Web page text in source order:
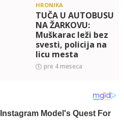
HRONIKA
TUČA U AUTOBUSU
NA ŽARKOVU:
Muškarac leži bez
svesti, policija na
licu mesta
pre 4 meseca